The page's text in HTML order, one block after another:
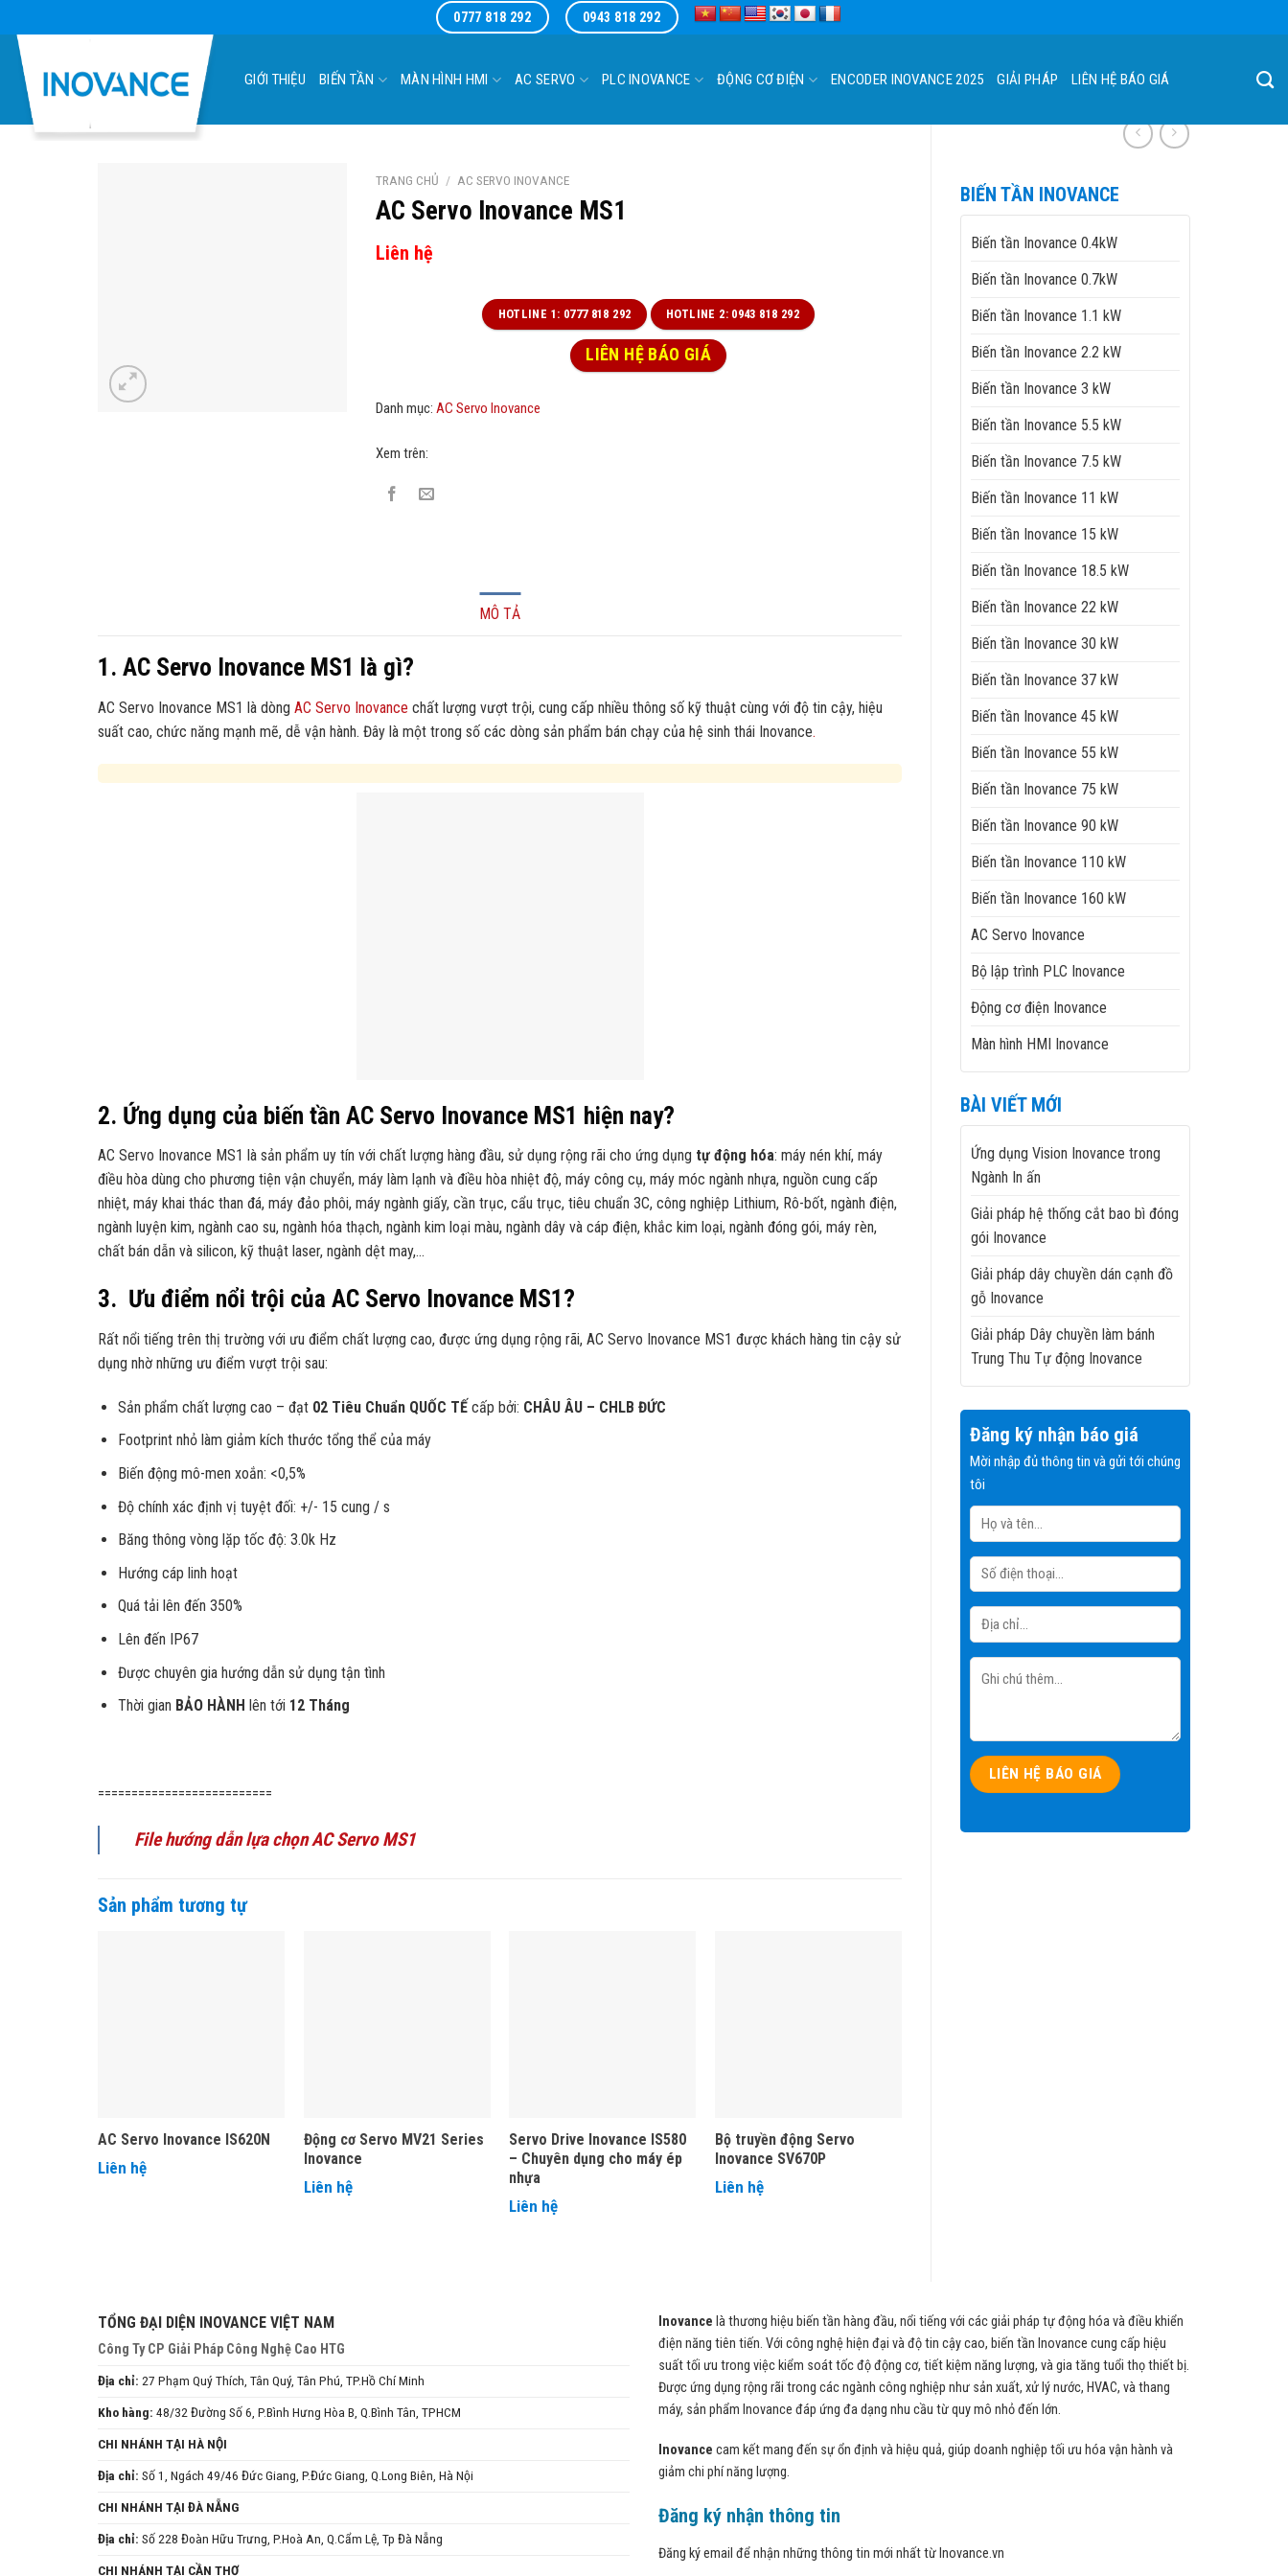
to
content
0777 818 292 0943 818 292
GIỚI THIỆU BIẾN TẦN MÀN HÌNH HMI AC SERVO PLC INOVANCE ĐỘNG CƠ ĐIỆN ENCODER INOVANCE 2025 GIẢI PHÁP LIÊN HỆ BÁO GIÁ
BIẾN TẦN INOVANCE
Biến tần Inovance 0.4kW
Biến tần Inovance 0.7kW
Biến tần Inovance 1.1 kW
Biến tần Inovance 2.2 kW
Biến tần Inovance 3 kW
Biến tần Inovance 5.5 kW
Biến tần Inovance 7.5 kW
Biến tần Inovance 11 kW
Biến tần Inovance 15 kW
Biến tần Inovance 18.5 kW
Biến tần Inovance 22 kW
Biến tần Inovance 30 kW
Biến tần Inovance 37 kW
Biến tần Inovance 45 kW
Biến tần Inovance 55 kW
Biến tần Inovance 75 kW
Biến tần Inovance 90 kW
Biến tần Inovance 110 kW
Biến tần Inovance 160 kW
AC Servo Inovance
Bộ lập trình PLC Inovance
Động cơ điện Inovance
Màn hình HMI Inovance
BÀI VIẾT MỚI
Ứng dụng Vision Inovance trong
Ngành In ấn
Giải pháp hệ thống cắt bao bì đóng
gói Inovance
Giải pháp dây chuyền dán cạnh đồ
gỗ Inovance
Giải pháp Dây chuyền làm bánh
Trung Thu Tự động Inovance
Đăng ký nhận báo giá
Mời nhập đủ thông tin và gửi tới chúng
tôi
TRANG CHỦ / AC SERVO INOVANCE
AC Servo Inovance MS1
Liên hệ
HOTLINE 1: 0777 818 292 HOTLINE 2: 0943 818 292
LIÊN HỆ BÁO GIÁ
Danh mục: AC Servo Inovance
Xem trên:
MÔ TẢ
1. AC Servo Inovance MS1 là gì?
AC Servo Inovance MS1 là dòng AC Servo Inovance chất lượng vượt trội, cung cấp nhiều thông số kỹ thuật cùng với độ tin cậy, hiệu
suất cao, chức năng mạnh mẽ, dễ vận hành. Đây là một trong số các dòng sản phẩm bán chạy của hệ sinh thái Inovance.
2. Ứng dụng của biến tần AC Servo Inovance MS1 hiện nay?
AC Servo Inovance MS1 là sản phẩm uy tín với chất lượng hàng đầu, sử dụng rộng rãi cho ứng dụng tự động hóa: máy nén khí, máy
điều hòa dùng cho phương tiện vận chuyển, máy làm lạnh và điều hòa nhiệt độ, máy công cụ, máy móc ngành nhựa, nguồn cung cấp
nhiệt, máy khai thác than đá, máy đảo phôi, máy ngành giấy, cần trục, cẩu trục, tiêu chuẩn 3C, công nghiệp Lithium, Rô-bốt, ngành điện,
ngành luyện kim, ngành cao su, ngành hóa thạch, ngành kim loại màu, ngành dây và cáp điện, khắc kim loại, ngành đóng gói, máy rèn,
chất bán dẫn và silicon, kỹ thuật laser, ngành dệt may,…
3. Ưu điểm nổi trội của AC Servo Inovance MS1?
Rất nổi tiếng trên thị trường với ưu điểm chất lượng cao, được ứng dụng rộng rãi, AC Servo Inovance MS1 được khách hàng tin cậy sử
dụng nhờ những ưu điểm vượt trội sau:
Sản phẩm chất lượng cao – đạt 02 Tiêu Chuẩn QUỐC TẾcấp bởi: CHÂU ÂU – CHLB ĐỨC
Footprint nhỏ làm giảm kích thước tổng thể của máy
Biến động mô-men xoắn: <0,5%
Độ chính xác định vị tuyệt đối: +/- 15 cung / s
Băng thông vòng lặp tốc độ: 3.0k Hz
Hướng cáp linh hoạt
Quá tải lên đến 350%
Lên đến IP67
Được chuyên gia hướng dẫn sử dụng tận tình
Thời gian BẢO HÀNH lên tới 12 Tháng
==========================
File hướng dẫn lựa chọn AC Servo MS1
Sản phẩm tương tự
AC Servo Inovance IS620N
Liên hệ
Động cơ Servo MV21 Series
Inovance
Liên hệ
Servo Drive Inovance IS580
– Chuyên dụng cho máy ép
nhựa
Liên hệ
Bộ truyền động Servo
Inovance SV670P
Liên hệ
TỔNG ĐẠI DIỆN INOVANCE VIỆT NAM
Công Ty CP Giải Pháp Công Nghệ Cao HTG
Địa chỉ: 27 Phạm Quý Thích, Tân Quý, Tân Phú, TP.Hồ Chí Minh
Kho hàng: 48/32 Đường Số 6, P.Bình Hưng Hòa B, Q.Bình Tân, TPHCM
CHI NHÁNH TẠI HÀ NỘI
Địa chỉ: Số 1, Ngách 49/46 Đức Giang, P.Đức Giang, Q.Long Biên, Hà Nội
CHI NHÁNH TẠI ĐÀ NẴNG
Địa chỉ: Số 228 Đoàn Hữu Trưng, P.Hoà An, Q.Cẩm Lệ, Tp Đà Nẵng
CHI NHÁNH TẠI CẦN THƠ
Inovance là thương hiệu biến tần hàng đầu, nổi tiếng với các giải pháp tự động hóa và điều khiển
điện năng tiên tiến. Với công nghệ hiện đại và độ tin cậy cao, biến tần Inovance cung cấp hiệu
suất tối ưu trong việc kiểm soát tốc độ động cơ, tiết kiệm năng lượng, và gia tăng tuổi thọ thiết bị.
Được ứng dụng rộng rãi trong các ngành công nghiệp như sản xuất, xử lý nước, HVAC, và thang
máy, sản phẩm Inovance đáp ứng đa dạng nhu cầu từ quy mô nhỏ đến lớn.
Inovance cam kết mang đến sự ổn định và hiệu quả, giúp doanh nghiệp tối ưu hóa vận hành và
giảm chi phí năng lượng.
Đăng ký nhận thông tin
Đăng ký email để nhận những thông tin mới nhất từ Inovance.vn